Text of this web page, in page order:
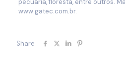
pecuária, floresta, entre outros.
www.gatec.com.br.
Share